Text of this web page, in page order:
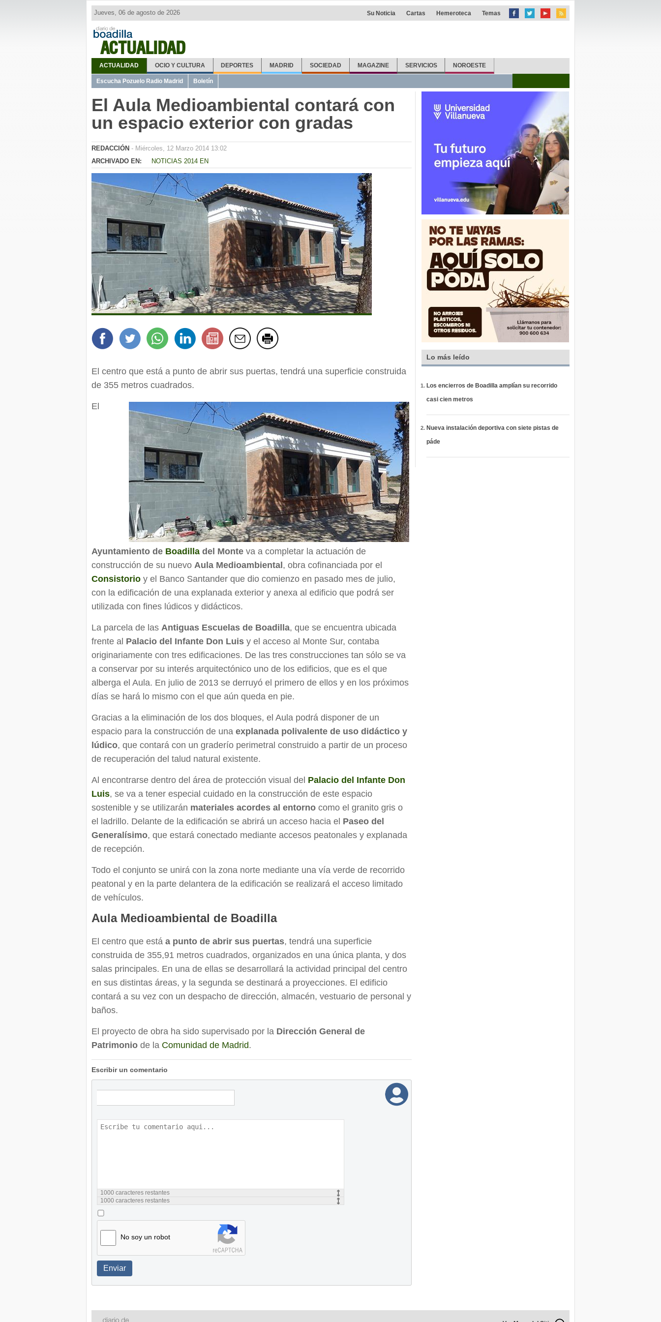
ACTUALIDAD
Jueves, 06 de agosto de 2026 Su Noticia Cartas Hemeroteca Temas
ACTUALIDAD OCIO Y CULTURA DEPORTES MADRID SOCIEDAD MAGAZINE SERVICIOS NOROESTE
Escucha Pozuelo Radio Madrid Boletín
El Aula Medioambiental contará con
un espacio exterior con gradas
REDACCIÓN - Miércoles, 12 Marzo 2014 13:02
ARCHIVADO EN:
NOTICIAS 2014 EN
El centro que está a punto de abrir sus puertas, tendrá una superficie construida
de 355 metros cuadrados.
El
Ayuntamiento de Boadilla del Monte va a completar la actuación de
construcción de su nuevo Aula Medioambiental , obra cofinanciada por el
Consistorio y el Banco Santander que dio comienzo en pasado mes de julio,
con la edificación de una explanada exterior y anexa al edificio que podrá ser
utilizada con fines lúdicos y didácticos.
La parcela de las Antiguas Escuelas de Boadilla, que se encuentra ubicada
frente al Palacio del Infante Don Luis y el acceso al Monte Sur, contaba
originariamente con tres edificaciones. De las tres construcciones tan sólo se va
a conservar por su interés arquitectónico uno de los edificios, que es el que
alberga el Aula. En julio de 2013 se derruyó el primero de ellos y en los próximos
días se hará lo mismo con el que aún queda en pie.
Gracias a la eliminación de los dos bloques, el Aula podrá disponer de un
espacio para la construcción de una explanada polivalente de uso didáctico y
lúdico, que contará con un graderío perimetral construido a partir de un proceso
de recuperación del talud natural existente.
Al encontrarse dentro del área de protección visual del Palacio del Infante Don
Luis, se va a tener especial cuidado en la construcción de este espacio
sostenible y se utilizarán materiales acordes al entorno como el granito gris o
el ladrillo. Delante de la edificación se abrirá un acceso hacia el Paseo del
Generalísimo, que estará conectado mediante accesos peatonales y explanada
de recepción.
Todo el conjunto se unirá con la zona norte mediante una vía verde de recorrido
peatonal y en la parte delantera de la edificación se realizará el acceso limitado
de vehículos.
Aula Medioambiental de Boadilla
El centro que está a punto de abrir sus puertas, tendrá una superficie
construida de 355,91 metros cuadrados, organizados en una única planta, y dos
salas principales. En una de ellas se desarrollará la actividad principal del centro
en sus distintas áreas, y la segunda se destinará a proyecciones. El edificio
contará a su vez con un despacho de dirección, almacén, vestuario de personal y
baños.
El proyecto de obra ha sido supervisado por la Dirección General de
Patrimonio de la Comunidad de Madrid.
Escribir un comentario
1000 caracteres restantes
1000 caracteres restantes
No soy un robot
Enviar
Lo más leído
Los encierros de Boadilla amplían su recorrido
casi cien metros
Nueva instalación deportiva con siete pistas de
páde